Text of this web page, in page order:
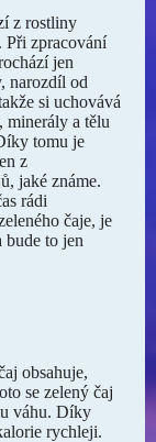
z rostliny
Při zpracování
jen
narozdíl od
si uchovává
minerály a tělu
tomu je
z
jaké známe.
rádi
čaje, je
bude to jen
obsahuje,
se zelený čaj
váhu. Díky
rychleji.